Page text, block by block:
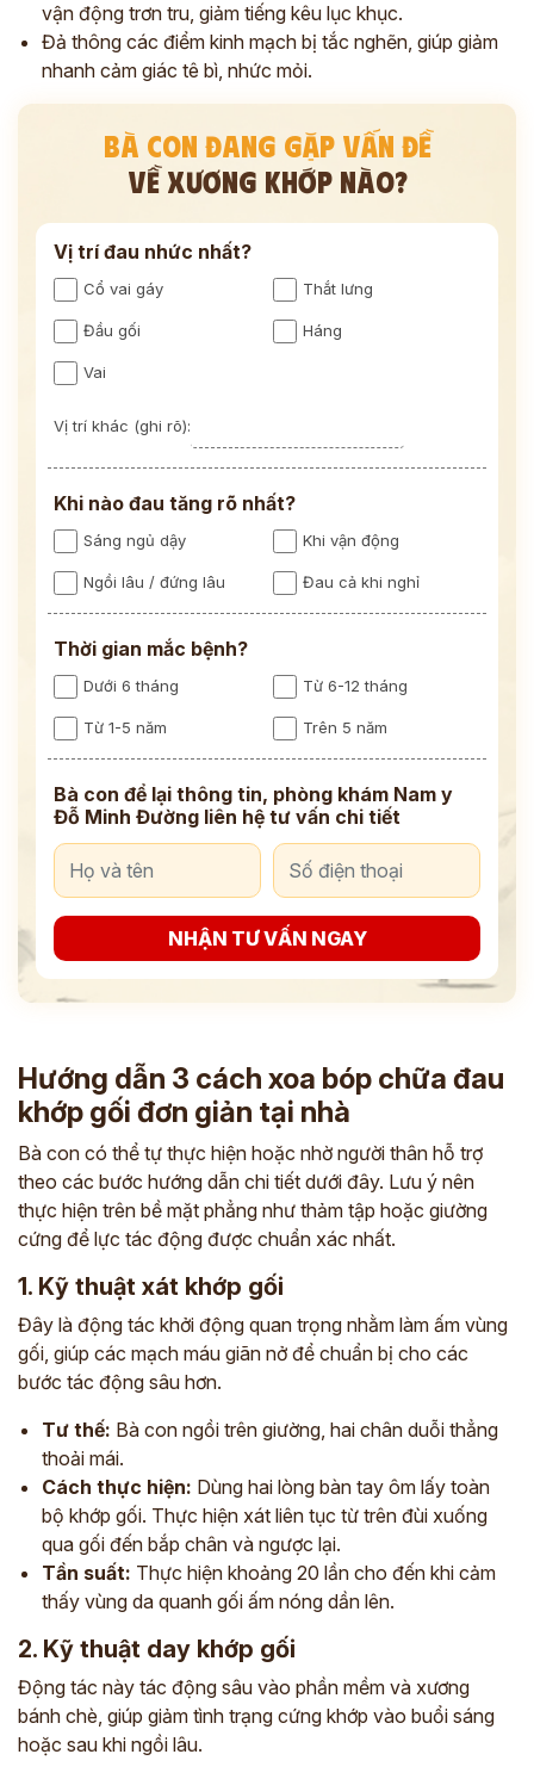
vận động trơn tru, giảm tiếng kêu lục khục.
Đả thông các điểm kinh mạch bị tắc nghẽn, giúp giảm
nhanh cảm giác tê bì, nhức mỏi.
BÀ CON ĐANG GẶP VẤN ĐỀ
VỀ XƯƠNG KHỚP NÀO?
Vị trí đau nhức nhất?
Cổ vai gáy Thắt lưng
Đầu gối Háng
Vai
Vị trí khác (ghi rõ):
Khi nào đau tăng rõ nhất?
Sáng ngủ dậy Khi vận động
Ngồi lâu / đứng lâu Đau cả khi nghỉ
Thời gian mắc bệnh?
Dưới 6 tháng Từ 6-12 tháng
Từ 1-5 năm Trên 5 năm
Bà con để lại thông tin, phòng khám Nam y
Đỗ Minh Đường liên hệ tư vấn chi tiết
NHẬN TƯ VẤN NGAY
Hướng dẫn 3 cách xoa bóp chữa đau
khớp gối đơn giản tại nhà
Bà con có thể tự thực hiện hoặc nhờ người thân hỗ trợ
theo các bước hướng dẫn chi tiết dưới đây. Lưu ý nên
thực hiện trên bề mặt phẳng như thảm tập hoặc giường
cứng để lực tác động được chuẩn xác nhất.
1. Kỹ thuật xát khớp gối
Đây là động tác khởi động quan trọng nhằm làm ấm vùng
gối, giúp các mạch máu giãn nở để chuẩn bị cho các
bước tác động sâu hơn.
Tư thế: Bà con ngồi trên giường, hai chân duỗi thẳng
thoải mái.
Cách thực hiện: Dùng hai lòng bàn tay ôm lấy toàn
bộ khớp gối. Thực hiện xát liên tục từ trên đùi xuống
qua gối đến bắp chân và ngược lại.
Tần suất: Thực hiện khoảng 20 lần cho đến khi cảm
thấy vùng da quanh gối ấm nóng dần lên.
2. Kỹ thuật day khớp gối
Động tác này tác động sâu vào phần mềm và xương
bánh chè, giúp giảm tình trạng cứng khớp vào buổi sáng
hoặc sau khi ngồi lâu.